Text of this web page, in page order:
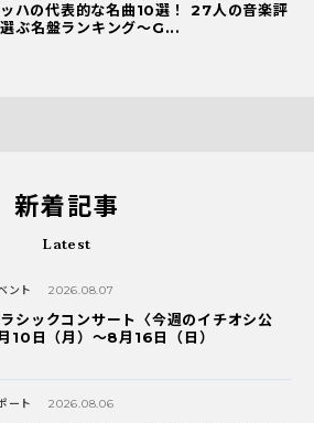
ハの代表的な名曲10選！ 27人の音楽評
ぶ名盤ランキング〜G...
新着記事
Latest
ント 2026.08.07
シックコンサート〈今週のイチオシ公
10日（月）～8月16日（日）
ート 2026.08.06